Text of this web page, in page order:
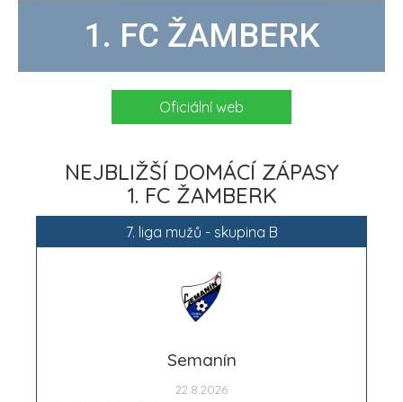
1. FC ŽAMBERK
Oficiální web
NEJBLIŽŠÍ DOMÁCÍ ZÁPASY
1. FC ŽAMBERK
7. liga mužů - skupina B
Semanín
22.8.2026